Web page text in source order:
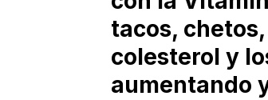
tacos,
colesterol y
aumentando